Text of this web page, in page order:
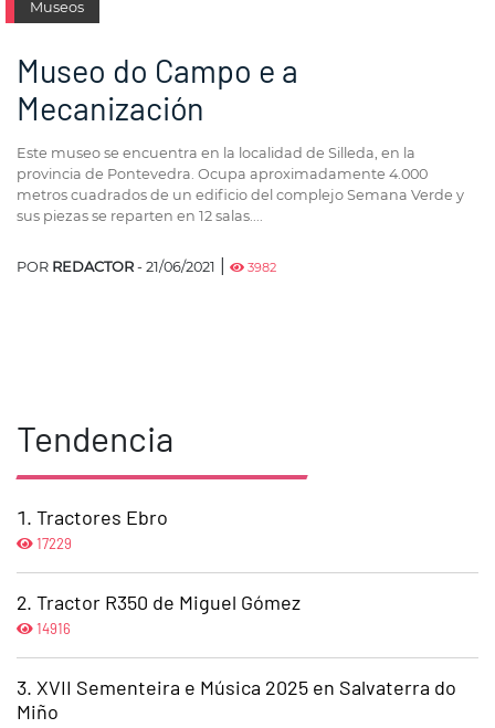
Museos
Museo do Campo e a
Mecanización
Este museo se encuentra en la localidad de Silleda, en la
provincia de Pontevedra. Ocupa aproximadamente 4.000
metros cuadrados de un edificio del complejo Semana Verde y
sus piezas se reparten en 12 salas....
POR REDACTOR - 21/06/2021 3982
Tendencia
Tractores Ebro
17229
Tractor R350 de Miguel Gómez
14916
XVII Sementeira e Música 2025 en Salvaterra do
Miño